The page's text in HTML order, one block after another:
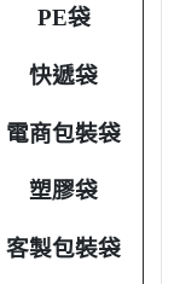
PE袋
快遞袋
電商包裝袋
塑膠袋
客製包裝袋